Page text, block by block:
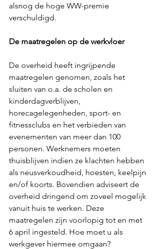
alsnog de hoge WW-premie
verschuldigd.
De maatregelen op de werkvloer
De overheid heeft ingrijpende
maatregelen genomen, zoals het
sluiten van o.a. de scholen en
kinderdagverblijven,
horecagelegenheden, sport- en
fitnessclubs en het verbieden van
evenementen van meer dan 100
personen. Werknemers moeten
thuisblijven indien ze klachten hebben
als neusverkoudheid, hoesten, keelpijn
en/of koorts. Bovendien adviseert de
overheid dringend om zoveel mogelijk
vanuit huis te werken. Deze
maatregelen zijn voorlopig tot en met
6 april ingesteld. Hoe moet u als
werkgever hiermee omgaan?